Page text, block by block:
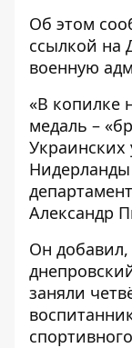
Об этом
ссылкой на
военную
«В копилке
медаль –
Украинских
Нидерланды
Александр
Он
заняли